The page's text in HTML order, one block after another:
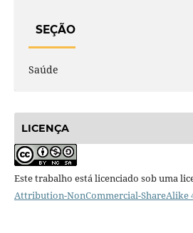
SEÇÃO
Saúde
LICENÇA
Este trabalho está licenciado sob uma
Attribution-NonCommercial-ShareAlike